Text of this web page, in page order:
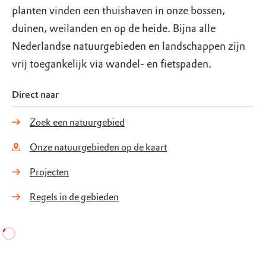
planten vinden een thuishaven in onze bossen,
duinen, weilanden en op de heide. Bijna alle
Nederlandse natuurgebieden en landschappen zijn
vrij toegankelijk via wandel- en fietspaden.
Direct naar
Zoek een natuurgebied
Onze natuurgebieden op de kaart
Projecten
Regels in de gebieden